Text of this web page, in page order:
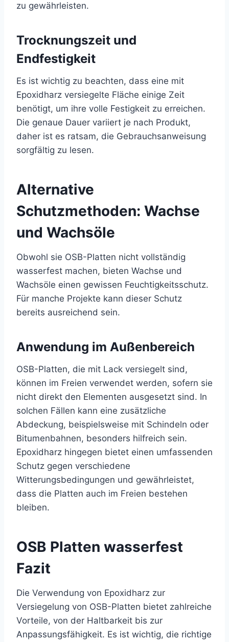
zu gewährleisten.
Trocknungszeit und
Endfestigkeit
Es ist wichtig zu beachten, dass eine mit
Epoxidharz versiegelte Fläche einige Zeit
benötigt, um ihre volle Festigkeit zu erreichen.
Die genaue Dauer variiert je nach Produkt,
daher ist es ratsam, die Gebrauchsanweisung
sorgfältig zu lesen.
Alternative
Schutzmethoden: Wachse
und Wachsöle
Obwohl sie OSB-Platten nicht vollständig
wasserfest machen, bieten Wachse und
Wachsöle einen gewissen Feuchtigkeitsschutz.
Für manche Projekte kann dieser Schutz
bereits ausreichend sein.
Anwendung im Außenbereich
OSB-Platten, die mit Lack versiegelt sind,
können im Freien verwendet werden, sofern sie
nicht direkt den Elementen ausgesetzt sind. In
solchen Fällen kann eine zusätzliche
Abdeckung, beispielsweise mit Schindeln oder
Bitumenbahnen, besonders hilfreich sein.
Epoxidharz hingegen bietet einen umfassenden
Schutz gegen verschiedene
Witterungsbedingungen und gewährleistet,
dass die Platten auch im Freien bestehen
bleiben.
OSB Platten wasserfest
Fazit
Die Verwendung von Epoxidharz zur
Versiegelung von OSB-Platten bietet zahlreiche
Vorteile, von der Haltbarkeit bis zur
Anpassungsfähigkeit. Es ist wichtig, die richtige